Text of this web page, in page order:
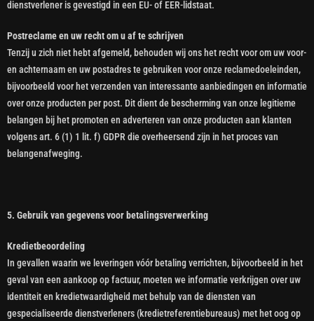
dienstverlener is gevestigd in een EU- of EER-lidstaat.
Postreclame en uw recht om u af te schrijven
Tenzij u zich niet hebt afgemeld, behouden wij ons het recht voor om uw voor-
en achternaam en uw postadres te gebruiken voor onze reclamedoeleinden,
bijvoorbeeld voor het verzenden van interessante aanbiedingen en informatie
over onze producten per post. Dit dient de bescherming van onze legitieme
belangen bij het promoten en adverteren van onze producten aan klanten
volgens art. 6 (1) 1 lit. f) GDPR die overheersend zijn in het proces van
belangenafweging.
5. Gebruik van gegevens voor betalingsverwerking
Kredietbeoordeling
In gevallen waarin we leveringen vóór betaling verrichten, bijvoorbeeld in het
geval van een aankoop op factuur, moeten we informatie verkrijgen over uw
identiteit en kredietwaardigheid met behulp van de diensten van
gespecialiseerde dienstverleners (kredietreferentiebureaus) met het oog op